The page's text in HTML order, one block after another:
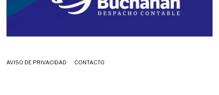
AVISO DE PRIVACIDAD CONTACTO